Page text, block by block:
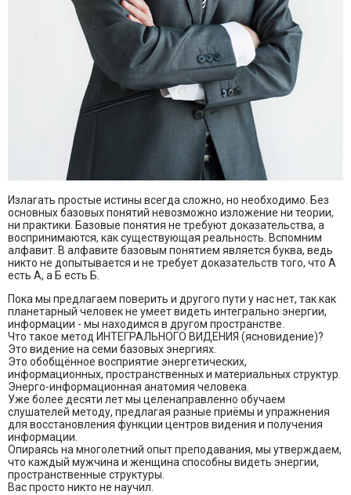
Излагать простые истины всегда сложно, но необходимо. Без
основных базовых понятий невозможно изложение ни теории,
ни практики. Базовые понятия не требуют доказательства, а
воспринимаются, как существующая реальность. Вспомним
алфавит. В алфавите базовым понятием является буква, ведь
никто не допытывается и не требует доказательств того, что А
есть А, а Б есть Б.
Пока мы предлагаем поверить и другого пути у нас нет, так как
планетарный человек не умеет видеть интегрально энергии,
информации - мы находимся в другом пространстве.
Что такое метод ИНТЕГРАЛЬНОГО ВИДЕНИЯ (ясновидение)?
Это видение на семи базовых энергиях.
Это обобщённое восприятие энергетических,
информационных, пространственных и материальных структур.
Энерго-информационная анатомия человека.
Уже более десяти лет мы целенаправленно обучаем
слушателей методу, предлагая разные приёмы и упражнения
для восстановления функции центров видения и получения
информации.
Опираясь на многолетний опыт преподавания, мы утверждаем,
что каждый мужчина и женщина способны видеть энергии,
пространственные структуры.
Вас просто никто не научил.